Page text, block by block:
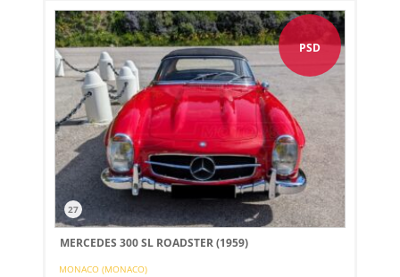
PSD
27
MERCEDES 300 SL ROADSTER (1959)
MONACO (MONACO)